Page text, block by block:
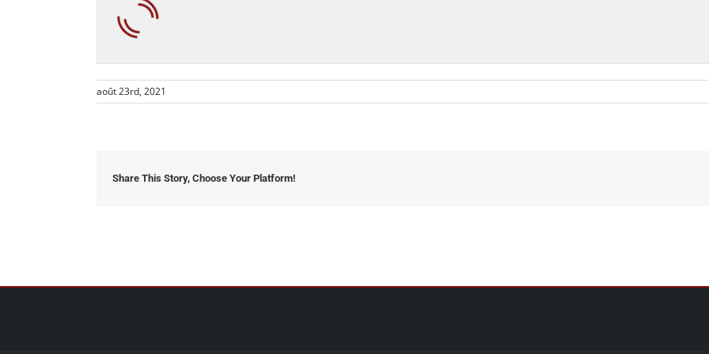
août 23rd, 2021
Share This Story, Choose Your Platform!